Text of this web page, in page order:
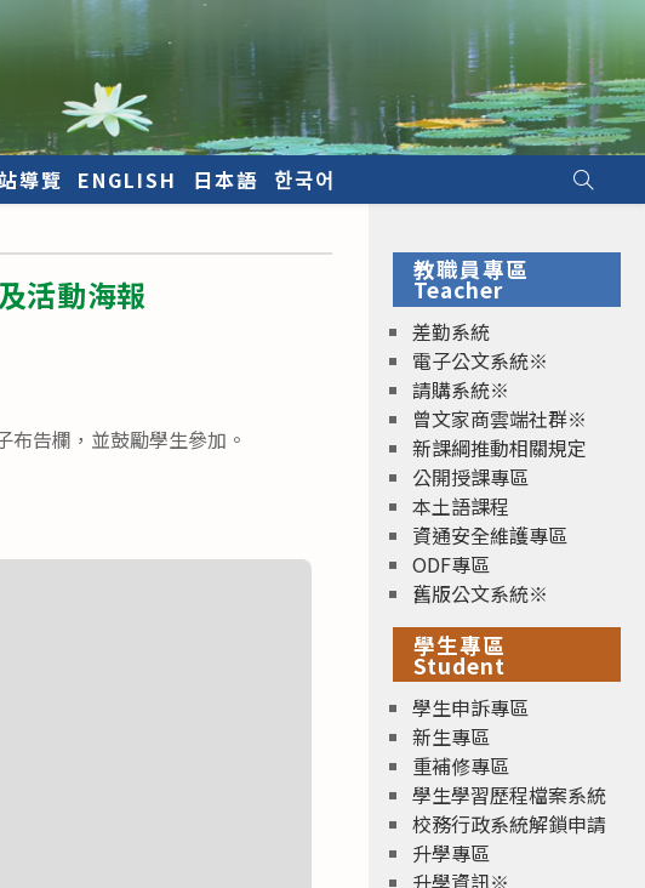
導覽 ENGLISH 日本語 한국어
活動海報
告欄，並鼓勵學生參加。
教職員專區
Teacher
差勤系統
電子公文系統※
請購系統※
曾文家商雲端社群※
新課綱推動相關規定
公開授課專區
本土語課程
資通安全維護專區
ODF專區
舊版公文系統※
學生專區
Student
學生申訴專區
新生專區
重補修專區
學生學習歷程檔案系統
校務行政系統解鎖申請
升學專區
升學資訊※